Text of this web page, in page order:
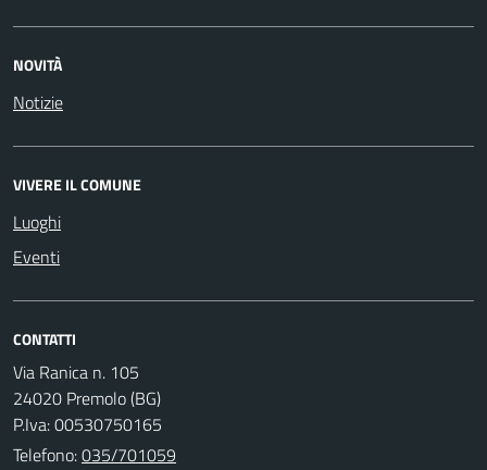
NOVITÀ
Notizie
VIVERE IL COMUNE
Luoghi
Eventi
CONTATTI
Via Ranica n. 105
24020 Premolo (BG)
P.Iva: 00530750165
Telefono:035/701059